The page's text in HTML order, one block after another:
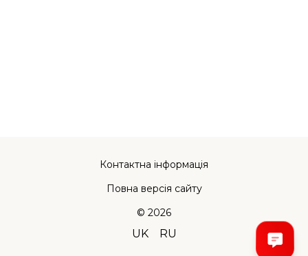
Контактна інформація
Повна версія сайту
© 2026
UK RU